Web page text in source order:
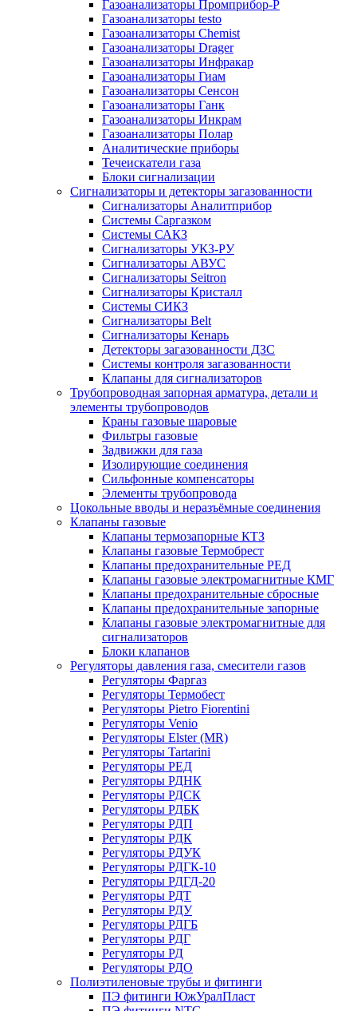
Газоанализаторы Промприбор-Р
Газоанализаторы testo
Газоанализаторы Chemist
Газоанализаторы Drager
Газоанализаторы Инфракар
Газоанализаторы Гиам
Газоанализаторы Сенсон
Газоанализаторы Ганк
Газоанализаторы Инкрам
Газоанализаторы Полар
Аналитические приборы
Течеискатели газа
Блоки сигнализации
Сигнализаторы и детекторы загазованности
Сигнализаторы Аналитприбор
Системы Саргазком
Системы САКЗ
Сигнализаторы УКЗ-РУ
Сигнализаторы АВУС
Сигнализаторы Seitron
Сигнализаторы Кристалл
Системы СИКЗ
Сигнализаторы Belt
Сигнализаторы Кенарь
Детекторы загазованности ДЗС
Системы контроля загазованности
Клапаны для сигнализаторов
Трубопроводная запорная арматура, детали и
элементы трубопроводов
Краны газовые шаровые
Фильтры газовые
Задвижки для газа
Изолирующие соединения
Сильфонные компенсаторы
Элементы трубопровода
Цокольные вводы и неразъёмные соединения
Клапаны газовые
Клапаны термозапорные КТЗ
Клапаны газовые Термобрест
Клапаны предохранительные РЕД
Клапаны газовые электромагнитные КМГ
Клапаны предохранительные сбросные
Клапаны предохранительные запорные
Клапаны газовые электромагнитные для
сигнализаторов
Блоки клапанов
Регуляторы давления газа, смесители газов
Регуляторы Фаргаз
Регуляторы Термобест
Регуляторы Pietro Fiorentini
Регуляторы Venio
Регуляторы Elster (MR)
Регуляторы Tartarini
Регуляторы РЕД
Регуляторы РДНК
Регуляторы РДСК
Регуляторы РДБК
Регуляторы РДП
Регуляторы РДК
Регуляторы РДУК
Регуляторы РДГК-10
Регуляторы РДГД-20
Регуляторы РДТ
Регуляторы РДУ
Регуляторы РДГБ
Регуляторы РДГ
Регуляторы РД
Регуляторы РДО
Полиэтиленовые трубы и фитинги
ПЭ фитинги ЮжУралПласт